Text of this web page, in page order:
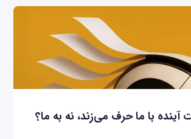
آینده با ما حرف می‌زند، نه به ما؟